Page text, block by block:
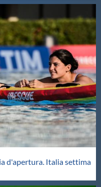
d'apertura. Italia settima